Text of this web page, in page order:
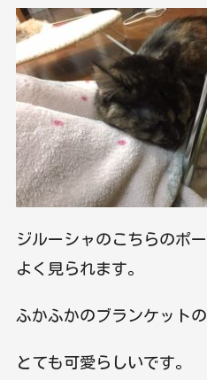
ジルーシャのこちらのポ
よく見られます。
ふかふかのブランケット
とても可愛らしいです。